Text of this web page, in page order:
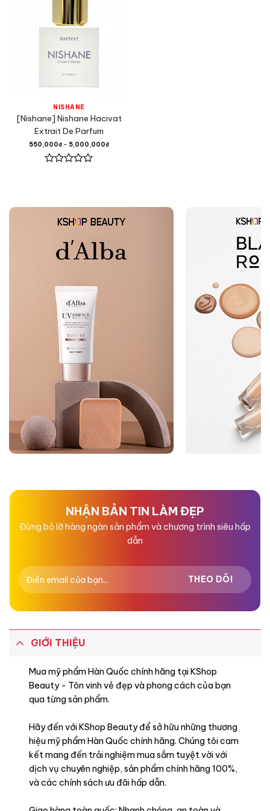
NISHANE
[Nishane] Nishane Hacivat
Extrait De Parfum
550,000₫ – 5,000,000₫
sao
NHẬN BẢN TIN LÀM ĐẸP
Đừng bỏ lỡ hàng ngàn sản phẩm và chương trình siêu hấp
dẫn
GIỚI THIỆU
Mua mỹ phẩm Hàn Quốc chính hãng tại KShop
Beauty - Tôn vinh vẻ đẹp và phong cách của bạn
qua từng sản phẩm.
Hãy đến với KShop Beauty để sở hữu những thương
hiệu mỹ phẩm Hàn Quốc chính hãng. Chúng tôi cam
kết mang đến trải nghiệm mua sắm tuyệt vời với
dịch vụ chuyên nghiệp, sản phẩm chính hãng 100%,
và các chính sách ưu đãi hấp dẫn.